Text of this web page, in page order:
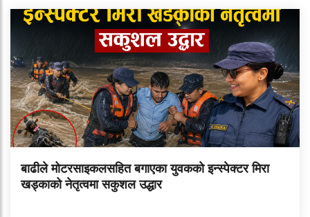
बाढीले मोटरसाइकलसहित बगाएका युवकको इन्स्पेक्टर मिरा
खड्काको नेतृत्वमा सकुशल उद्धार